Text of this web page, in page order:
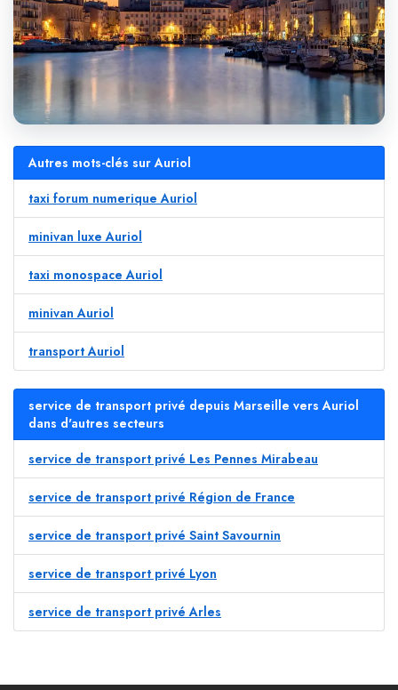
Autres mots-clés sur Auriol
taxi forum numerique Auriol
minivan luxe Auriol
taxi monospace Auriol
minivan Auriol
transport Auriol
service de transport privé depuis Marseille vers Auriol
dans d'autres secteurs
service de transport privé Les Pennes Mirabeau
service de transport privé Région de France
service de transport privé Saint Savournin
service de transport privé Lyon
service de transport privé Arles